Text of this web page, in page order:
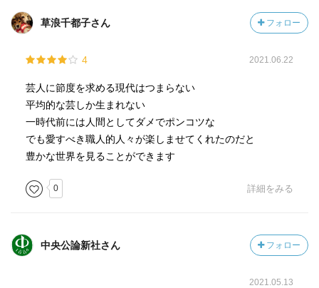
草浪千都子さん フォロー
4 2021.06.22
芸人に節度を求める現代はつまらない
平均的な芸しか生まれない
一時代前には人間としてダメでポンコツな
でも愛すべき職人的人々が楽しませてくれたのだと
豊かな世界を見ることができます
0 詳細をみる
中央公論新社さん フォロー
2021.05.13